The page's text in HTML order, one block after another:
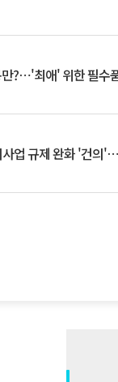
?⋯'최애' 위한 필수
사업 규제 완화 '건의